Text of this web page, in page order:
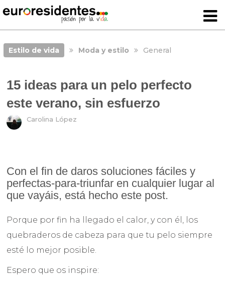
Estilo de vida Moda y estilo General
15 ideas para un pelo perfecto
este verano, sin esfuerzo
Carolina López
Con el fin de daros soluciones fáciles y
perfectas-para-triunfar en cualquier lugar al
que vayáis, está hecho este post.
Porque por fin ha llegado el calor, y con él, los
quebraderos de cabeza para que tu pelo siempre
esté lo mejor posible.
Espero que os inspire: